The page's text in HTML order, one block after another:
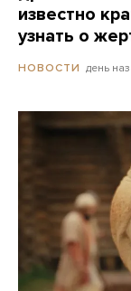
известно
узнать о
НОВОСТИ день